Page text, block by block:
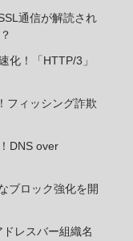
通信が解読され
化！「HTTP/3」
フィッシング詐欺
DNS over
ブロック強化を開
レスバー組織名